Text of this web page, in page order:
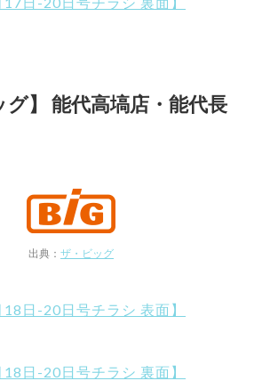
グ】 能代高塙店・能代長
出典： ザ・ビッグ
18日-20日号チラシ 表面】
18日-20日号チラシ 裏面】